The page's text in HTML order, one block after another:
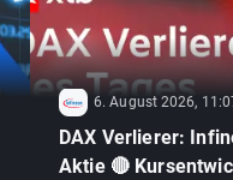
6. August 2026,
DAX Verlierer:
Aktie 🔴 Kursentwicklung